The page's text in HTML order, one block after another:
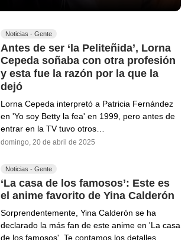
Noticias - Gente
Antes de ser ‘la Peliteñida’, Lorna
Cepeda soñaba con otra profesión
y esta fue la razón por la que la
dejó
Lorna Cepeda interpretó a Patricia Fernández
en 'Yo soy Betty la fea' en 1999, pero antes de
entrar en la TV tuvo otros…
domingo, 20 de abril de 2025
Noticias - Gente
‘La casa de los famosos’: Este es
el anime favorito de Yina Calderón
Sorprendentemente, Yina Calderón se ha
declarado la más fan de este anime en 'La casa
de los famosos'. Te contamos los detalles